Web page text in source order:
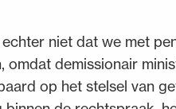
niet dat we met
omdat demissionair
op het stelsel van